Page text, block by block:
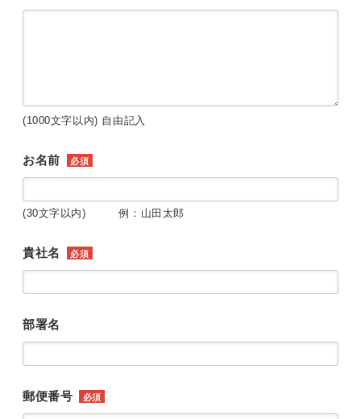
(1000文字以内) 自由記入
お名前 必須
(30文字以内) 例：山田太郎
貴社名 必須
部署名
郵便番号 必須